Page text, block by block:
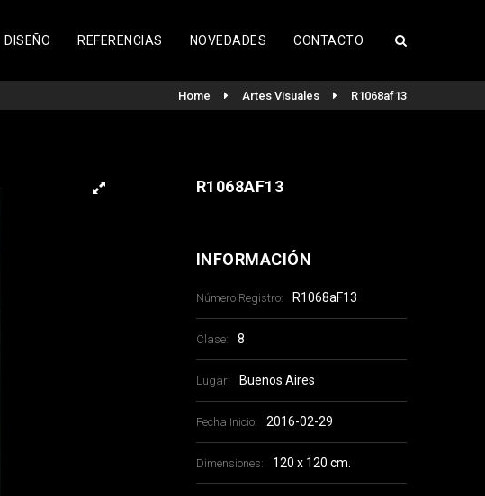
DISEÑO REFERENCIAS NOVEDADES CONTACTO
Home Artes Visuales R1068af13
R1068AF13
INFORMACIÓN
Número Registro: R1068aF13
Clase: 8
Lugar: Buenos Aires
Fecha Inicio: 2016-02-29
Dimensiones: 120 x 120 cm.